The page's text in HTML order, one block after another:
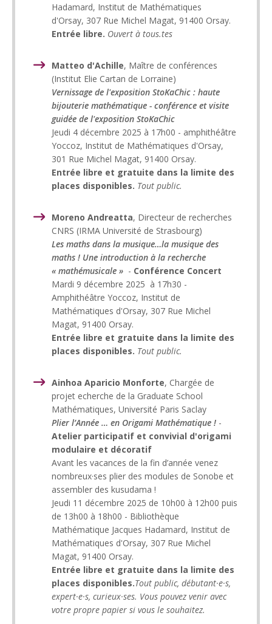
Hadamard, Institut de Mathématiques
d'Orsay, 307 Rue Michel Magat, 91400 Orsay.
Entrée libre. Ouvert à tous.tes
Matteo d'Achille, Maître de conférences
(Institut Elie Cartan de Lorraine)
Vernissage de l'exposition StoKaChic : haute
bijouterie mathématique - conférence et visite
guidée de l'exposition StoKaChic
Jeudi 4 décembre 2025 à 17h00 - amphithéâtre
Yoccoz, Institut de Mathématiques d'Orsay,
301 Rue Michel Magat, 91400 Orsay.
Entrée libre et gratuite dans la limite des
places disponibles. Tout public.
Moreno Andreatta, Directeur de recherches
CNRS (IRMA Université de Strasbourg)
Les maths dans la musique…la musique des
maths ! Une introduction à la recherche
« mathémusicale » - Conférence Concert
Mardi 9 décembre 2025 à 17h30 -
Amphithéâtre Yoccoz, Institut de
Mathématiques d'Orsay, 307 Rue Michel
Magat, 91400 Orsay.
Entrée libre et gratuite dans la limite des
places disponibles. Tout public.
Ainhoa Aparicio Monforte, Chargée de
projet echerche de la Graduate School
Mathématiques, Université Paris Saclay
Plier l’Année … en Origami Mathématique ! -
Atelier participatif et convivial d'origami
modulaire et décoratif
Avant les vacances de la fin d’année venez
nombreux·ses plier des modules de Sonobe et
assembler des kusudama !
Jeudi 11 décembre 2025 de 10h00 à 12h00 puis
de 13h00 à 18h00 - Bibliothèque
Mathématique Jacques Hadamard, Institut de
Mathématiques d'Orsay, 307 Rue Michel
Magat, 91400 Orsay.
Entrée libre et gratuite dans la limite des
places disponibles.Tout public, débutant·e·s,
expert·e·s, curieux·ses. Vous pouvez venir avec
votre propre papier si vous le souhaitez.